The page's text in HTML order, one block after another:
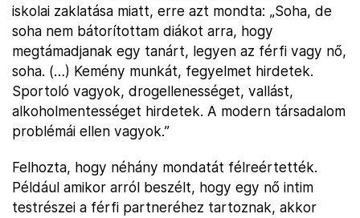
iskolai zaklatása miatt, erre azt mondta: „Soha, de
soha nem bátorítottam diákot arra, hogy
megtámadjanak egy tanárt, legyen az férfi vagy nő,
soha. (…) Kemény munkát, fegyelmet hirdetek.
Sportoló vagyok, drogellenességet, vallást,
alkoholmentességet hirdetek. A modern társadalom
problémái ellen vagyok.”
Felhozta, hogy néhány mondatát félreértették.
Például amikor arról beszélt, hogy egy nő intim
testrészei a férfi partneréhez tartoznak, akkor